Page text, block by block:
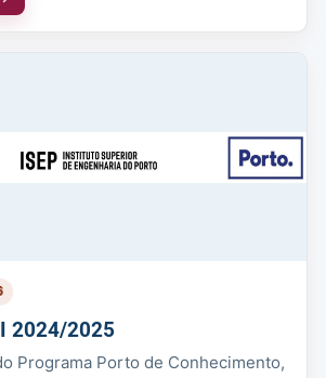
2024/2025
Programa Porto de Conhecimento,